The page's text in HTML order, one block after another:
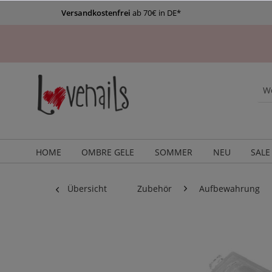
Versandkostenfrei ab 70€ in DE*
HOME OMBRE GELE SOMMER NEU SALE
Übersicht Zubehör Aufbewahrung